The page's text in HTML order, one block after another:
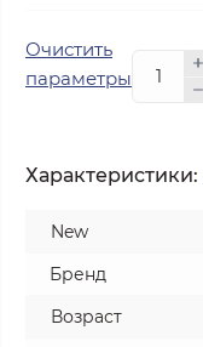
Очистить
параметры
Характеристики:
New
Бренд
Возраст